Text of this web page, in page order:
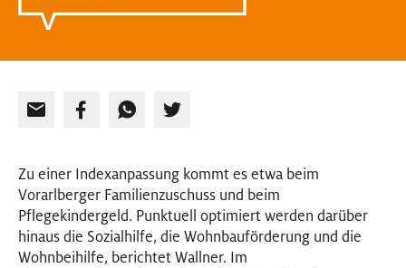
Zu einer Indexanpassung kommt es etwa beim
Vorarlberger Familienzuschuss und beim
Pflegekindergeld. Punktuell optimiert werden darüber
hinaus die Sozialhilfe, die Wohnbauförderung und die
Wohnbeihilfe, berichtet Wallner. Im